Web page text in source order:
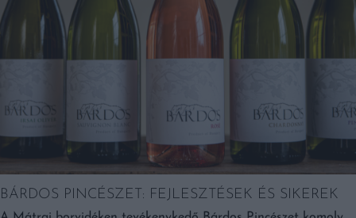
BÁRDOS PINCÉSZET: FEJLESZTÉSEK ÉS SIKEREK